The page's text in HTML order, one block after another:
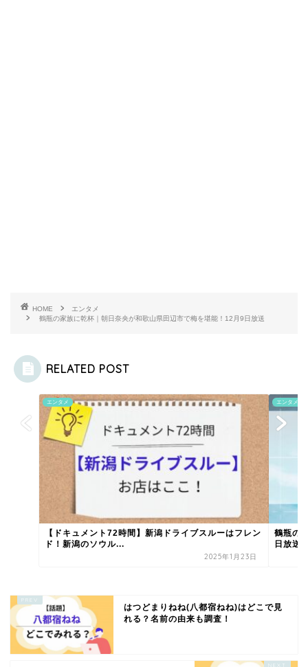
HOME
エンタメ
鶴瓶の家族に乾杯｜朝日奈央が和歌山県田辺市で梅を堪能！12月9日放送
RELATED POST
エンタメ
【ドキュメント72時間】新潟ドライブスルーはフレン
ド！新潟のソウル...
2025年1月23日
エンタメ
鶴瓶の
日放送)
はつどまりねね(八都宿ねね)はどこで見
れる？名前の由来も調査！